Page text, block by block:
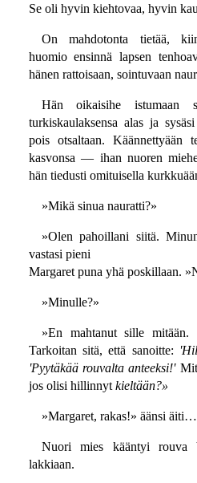
Se oli hyvin kiehtovaa, hyvin
On mahdotonta tietää,
huomio ensinnä lapsen
hänen rattoisaan, sointuvaan
Hän oikaisihe istumaan
turkiskaulaksensa alas ja
pois otsaltaan. Käännettyään
kasvonsa — ihan nuoren
hän tiedusti omituisella
»Mikä sinua nauratti?»
»Olen pahoillani siitä.
vastasi pieni
Margaret puna yhä poskillaan.
»Minulle?»
»En mahtanut sille
Tarkoitan sitä, että sanoitte:
'Pyytäkää rouvalta anteeksi!'
jos olisi hillinnyt kieltään?»
»Margaret, rakas!» äänsi äiti…
Nuori mies kääntyi rouva
lakkiaan.